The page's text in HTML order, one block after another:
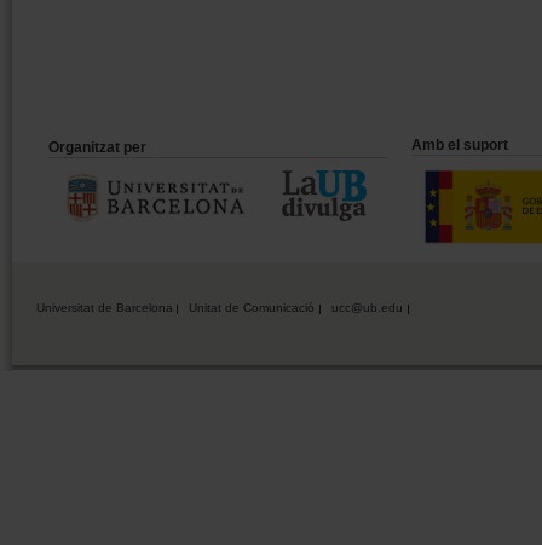
Organitzat per Amb el suport
Universitat de Barcelona Unitat de Comunicació ucc@ub.edu